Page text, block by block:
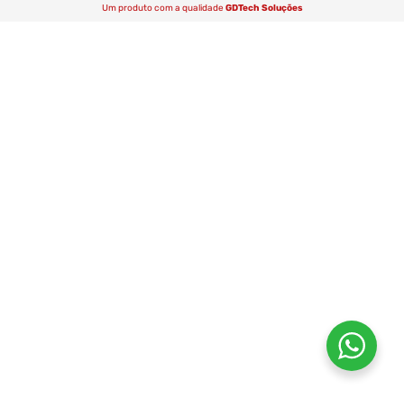
Um produto com a qualidade GDTech Soluções